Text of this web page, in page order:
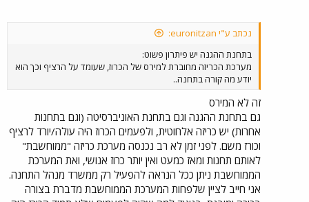
נכתב ע"י euronitzan:
בתחנת ההגנה יש פיתרון פשוט:
מערכת הכריזה מחוברת למירס של הכרוז, שעומד על הרציף וכך הוא
יודע מה קורה בתחנה..
זה לא המירס
גם בתחנת ההגנה וגם בתחנת האוניברסיטה (וגם בתחנות
אחרות) יש כריזה אלחוטית, ולפעמים הכרוז היה עולה/יורד לרציף
וכורז משם. לפני זמן לא רב נכנסה מערכת כריזה "ממוחשבת"
לאותם תחנות ומאז כמעט ואין יותר כרוז אנושי, ואת המערכת
הממוחשבת ניתן ככל הנראה להפעיל רק ממשרד מנהל התחנה.
אני חייב לציין שלפחות המערכת הממוחשבת מדברת בצורה